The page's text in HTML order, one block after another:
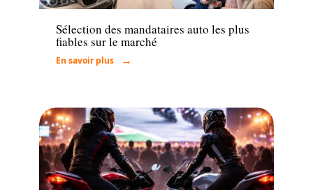
Sélection des mandataires auto les plus
fiables sur le marché
En savoir plus
Actu